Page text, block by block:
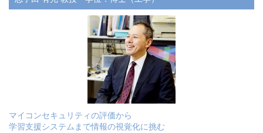
マイコンセキュリティの評価から
学習支援システムまで情報の視覚化に挑む